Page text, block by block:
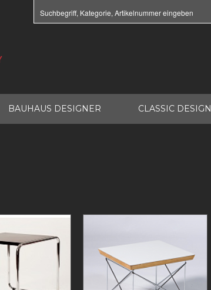
BAUHAUS DESIGNER CLASSIC DESIGN